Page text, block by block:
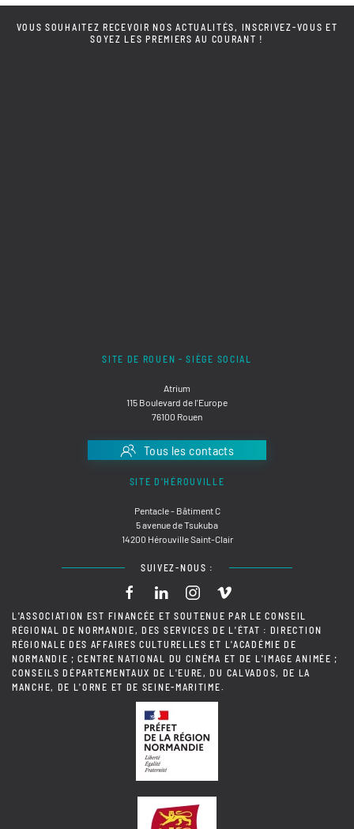
VOUS SOUHAITEZ RECEVOIR NOS ACTUALITÉS, INSCRIVEZ-VOUS ET
SOYEZ LES PREMIERS AU COURANT !
SITE DE ROUEN - SIÈGE SOCIAL
Atrium
115 Boulevard de l'Europe
76100 Rouen
Tous les contacts
SITE D'HÉROUVILLE
Pentacle - Bâtiment C
5 avenue de Tsukuba
14200 Hérouville Saint-Clair
SUIVEZ-NOUS :
L'ASSOCIATION EST FINANCÉE ET SOUTENUE PAR LE CONSEIL
RÉGIONAL DE NORMANDIE, DES SERVICES DE L'ÉTAT : DIRECTION
RÉGIONALE DES AFFAIRES CULTURELLES ET L'ACADÉMIE DE
NORMANDIE ; CENTRE NATIONAL DU CINÉMA ET DE L'IMAGE ANIMÉE ;
CONSEILS DÉPARTEMENTAUX DE L'EURE, DU CALVADOS, DE LA
MANCHE, DE L'ORNE ET DE SEINE-MARITIME.